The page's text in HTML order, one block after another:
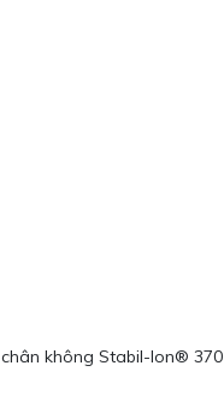
không Stabil-Ion® 370